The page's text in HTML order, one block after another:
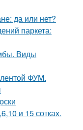
да или нет?
паркета:
Виды
ФУМ.
и 15 сотках.